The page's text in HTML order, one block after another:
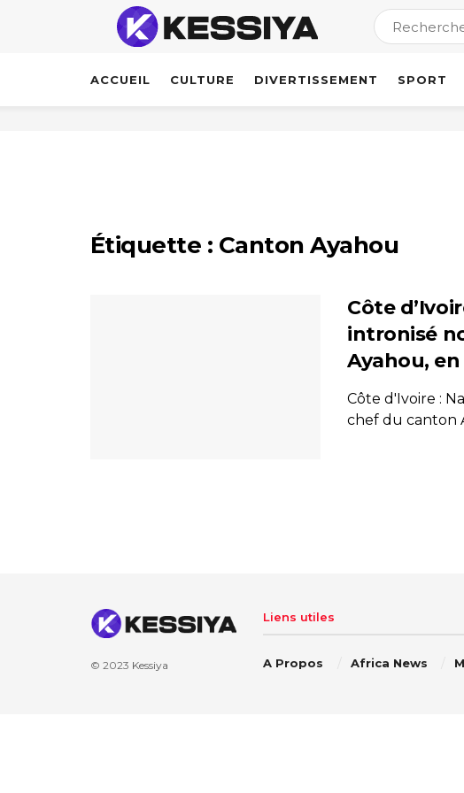
ACCUEIL CULTURE DIVERTISSEMENT SPORT
Étiquette : Canton Ayahou
Côte
intronisé
Ayahou,
Côte d'Ivoire :
chef du canton
© 2023 Kessiya
Liens utiles
A Propos Africa News